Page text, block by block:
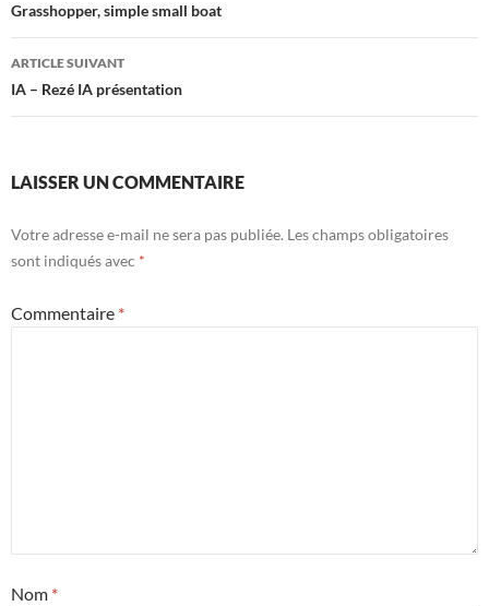
des
articles
Grasshopper, simple small boat
ARTICLE SUIVANT
IA – Rezé IA présentation
LAISSER UN COMMENTAIRE
Votre adresse e-mail ne sera pas publiée. Les champs obligatoires
sont indiqués avec *
Commentaire *
Nom *